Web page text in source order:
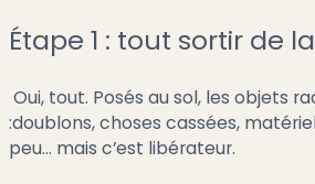
Étape 1 : tout sortir de
Oui, tout. Posés au sol, les objets
:doublons, choses cassées,
peu… mais c’est libérateur.